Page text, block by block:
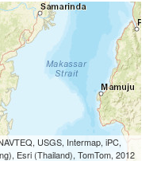
USGS, Intermap, iPC,
Esri (Thailand), TomTom, 2012